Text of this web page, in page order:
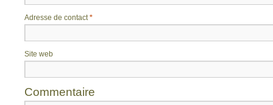
Adresse de contact*
Site web
Commentaire